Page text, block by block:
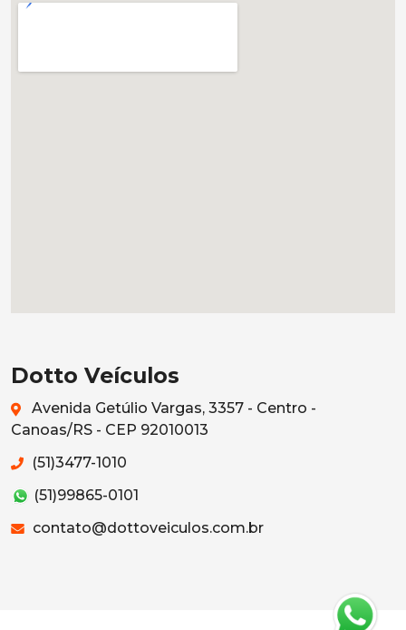
Dotto Veículos
Avenida Getúlio Vargas, 3357 - Centro -
Canoas/RS - CEP 92010013
(51)3477-1010
(51)99865-0101
contato@dottoveiculos.com.br